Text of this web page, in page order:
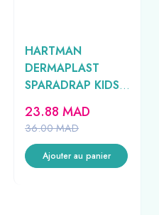
HARTMAN
DERMAPLAST
SPARADRAP KIDS
20UNITES
36.00MAD
23.88 MAD
Ajouter au panier